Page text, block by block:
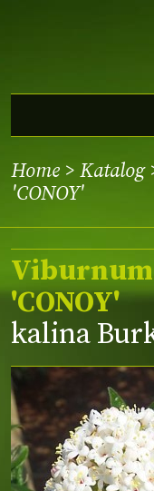
Home > Katalog
'CONOY'
'CONOY'
kalina